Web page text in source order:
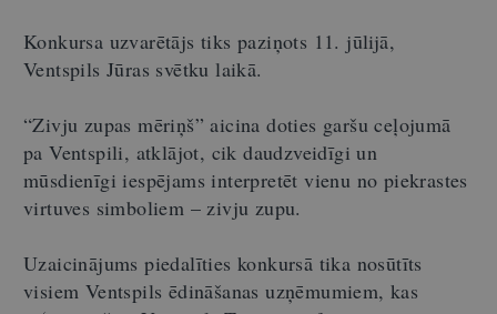
Konkursa uzvarētājs tiks paziņots 11. jūlijā,
Ventspils Jūras svētku laikā.
“Zivju zupas mēriņš” aicina doties garšu ceļojumā
pa Ventspili, atklājot, cik daudzveidīgi un
mūsdienīgi iespējams interpretēt vienu no piekrastes
virtuves simboliem – zivju zupu.
Uzaicinājums piedalīties konkursā tika nosūtīts
visiem Ventspils ēdināšanas uzņēmumiem, kas